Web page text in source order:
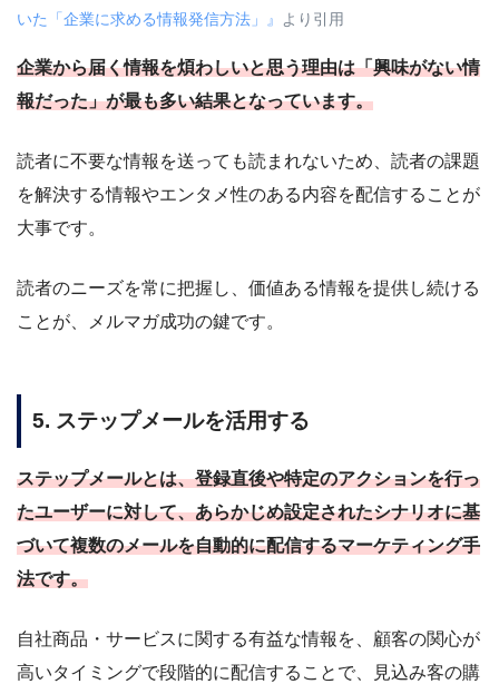
いた「企業に求める情報発信方法」』
より引用
企業から届く情報を煩わしいと思う理由は「興味がない情
報だった」が最も多い結果となっています。
読者に不要な情報を送っても読まれないため、読者の課題
を解決する情報やエンタメ性のある内容を配信することが
大事です。
読者のニーズを常に把握し、価値ある情報を提供し続ける
ことが、メルマガ成功の鍵です。
5. ステップメールを活用する
ステップメールとは、登録直後や特定のアクションを行っ
たユーザーに対して、あらかじめ設定されたシナリオに基
づいて複数のメールを自動的に配信するマーケティング手
法です。
自社商品・サービスに関する有益な情報を、顧客の関心が
高いタイミングで段階的に配信することで、見込み客の購